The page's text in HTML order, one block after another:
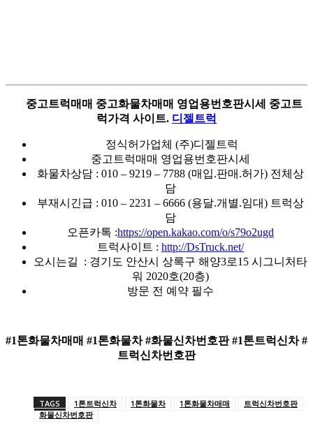
중고트럭매매 중고화물차매매 영업용번호판시세 중고트
럭가격 사이트. 디젤트럭
정식허가업체 (주)디젤트럭
중고트럭매매 영업용번호판시세
화물차상담 : 010 – 9219 – 7788 (매입.판매.허가) 전체상
담
부재시긴급 : 010 – 2231 – 6666 (용달.개별.임대) 트럭상
담
오픈카톡 :https://open.kakao.com/o/s79o2ugd
트럭사이트 : http://DsTruck.net/
오시는길 : 경기도 안산시 상록구 해양3로15 시그니처타
워 2020호(20층)
방문 전 예약 필수
#1톤화물차매매 #1톤화물차 #화물신차번호판 #1톤트럭신차 #
트럭신차번호판
TAGS 1톤트럭신차 1톤화물차 1톤화물차매매
트럭신차번호판
화물신차번호판